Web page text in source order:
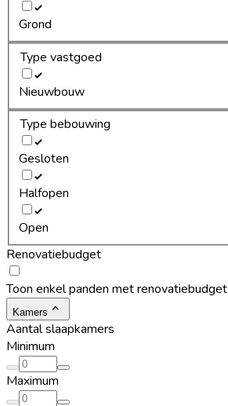
Grond
Type vastgoed
Nieuwbouw
Type bebouwing
Gesloten
Halfopen
Open
Renovatiebudget
Toon enkel panden met renovatiebudget
Kamers
Aantal slaapkamers
Minimum
Maximum